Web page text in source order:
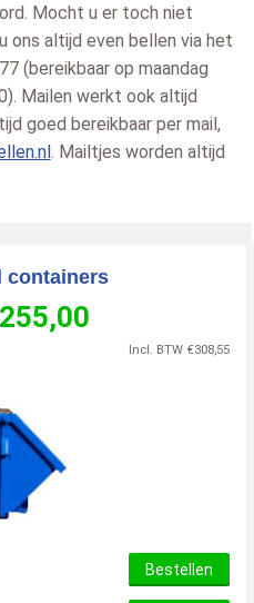
Mocht u er toch niet
ons altijd even bellen via het
(bereikbaar op maandag
Mailen werkt ook altijd
goed bereikbaar per mail,
. Mailtjes worden altijd
containers
255,00
Incl. BTW €308,55
Bestellen